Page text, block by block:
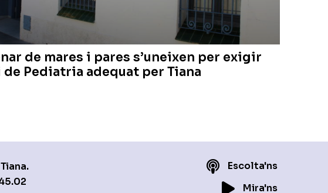
de mares i pares s’uneixen per exigir
de Pediatria adequat per Tiana
Escolta'ns
Mira'ns